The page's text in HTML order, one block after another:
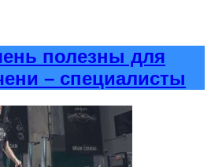
полезны для
– специалисты